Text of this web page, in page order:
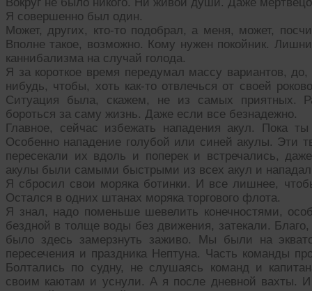
Вокруг не было никого. Ни живой души. Даже
Я совершенно был один.
Может, других, кто-то подобрал, а меня, может,
Вполне такое, возможно. Кому нужен покойник.
каннибализма на случай голода.
Я за короткое время передумал массу вариантов,
нибудь, чтобы, хоть как-то отвлечься от своей
Ситуация была, скажем, не из самых приятных.
бороться за саму жизнь. Даже если все безнадежно.
Главное, сейчас избежать нападения акул. Пока
Особенно нападение голубой или синей акулы. Эти
пересекали их вдоль и поперек и встречались,
акулы были самыми быстрыми из всех акул и
Я сбросил свои моряка ботинки. И все лишнее,
Остался в одних штанах моряка торгового флота.
Я знал, надо поменьше шевелить конечностями,
бездной в толще воды без движения, затекали.
было здесь замерзнуть заживо. Мы были на
пересечения и праздника Нептуна. Часть команды
Болтались по судну, не слушаясь команд и
своим каютам и уснули. А я после дневной вахты.